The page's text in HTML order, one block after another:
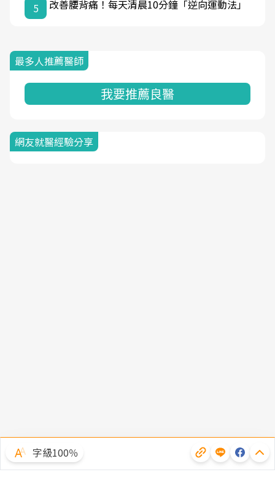
5 改善腰背痛！每天清晨10分鐘「逆向運動法」
最多人推薦醫師
我要推薦良醫
網友就醫經驗分享
字級100％